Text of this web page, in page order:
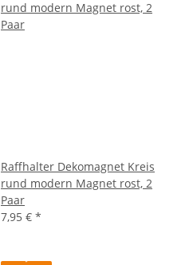
Raffhalter Dekomagnet Kreis
rund modern Magnet rost, 2
Paar
7,95 € *